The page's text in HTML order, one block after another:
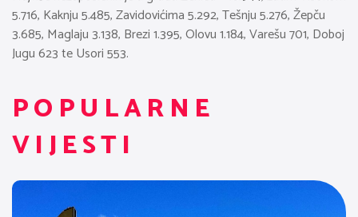
5.716, Kaknju 5.485, Zavidovićima 5.292, Tešnju 5.276, Žepču
3.685, Maglaju 3.138, Brezi 1.395, Olovu 1.184, Varešu 701, Doboj
Jugu 623 te Usori 553.
POPULARNE
VIJESTI